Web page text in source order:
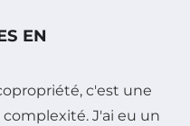
EN
c'est une
J'ai eu un